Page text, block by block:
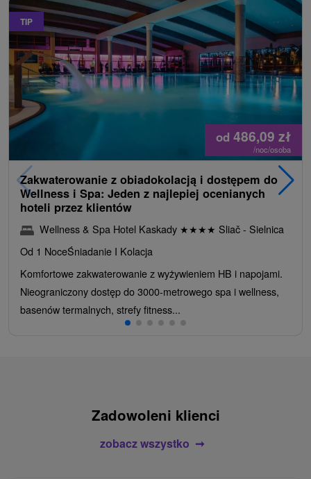
TIP
od 486,09 zł
/noc/osoba
Zakwaterowanie z obiadokolacją i dostępem do
Wellness i Spa: Jeden z najlepiej ocenianych
hoteli przez klientów
Wellness & Spa Hotel Kaskady ★★★★ Sliač - Sielnica
Od 1 NoceŚniadanie I Kolacja
Komfortowe zakwaterowanie z wyżywieniem HB i napojami.
Nieograniczony dostęp do 3000-metrowego spa i wellness,
basenów termalnych, strefy fitness...
Zadowoleni klienci
zobacz wszystko